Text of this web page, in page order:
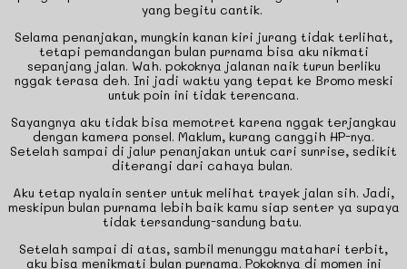
yang begitu cantik.
Selama penanjakan, mungkin kanan kiri jurang tidak terlihat,
tetapi pemandangan bulan purnama bisa aku nikmati
sepanjang jalan. Wah. pokoknya jalanan naik turun berliku
nggak terasa deh. Ini jadi waktu yang tepat ke Bromo meski
untuk poin ini tidak terencana.
Sayangnya aku tidak bisa memotret karena nggak terjangkau
dengan kamera ponsel. Maklum, kurang canggih HP-nya.
Setelah sampai di jalur penanjakan untuk cari sunrise, sedikit
diterangi dari cahaya bulan.
Aku tetap nyalain senter untuk melihat trayek jalan sih. Jadi,
meskipun bulan purnama lebih baik kamu siap senter ya supaya
tidak tersandung-sandung batu.
Setelah sampai di atas, sambil menunggu matahari terbit,
aku bisa menikmati bulan purnama. Pokoknya di momen ini